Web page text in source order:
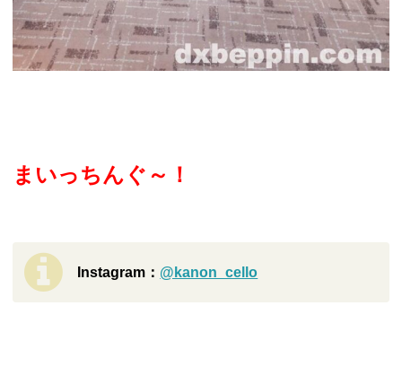
まいっちんぐ～！
Instagram： @kanon_cello